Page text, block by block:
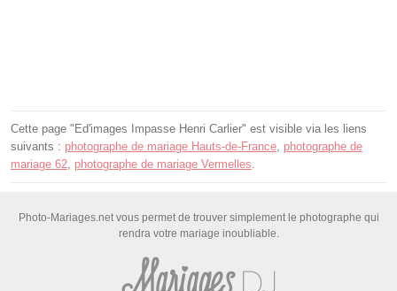
Cette page "Ed'images Impasse Henri Carlier" est visible via les liens
suivants : photographe de mariage Hauts-de-France, photographe de
mariage 62, photographe de mariage Vermelles.
Photo-Mariages.net vous permet de trouver simplement le photographe qui
rendra votre mariage inoubliable.